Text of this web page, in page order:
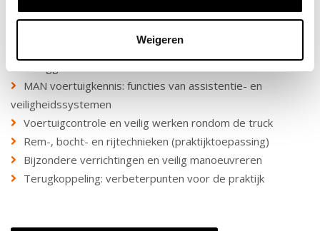
Weigeren
DE DAG
E-learning: basisprincipes veilig werken en
MAN voertuigkennis: functies van assistentie- en
veiligheidssystemen
Voertuigcontrole en veilig werken rondom de truck
Rem-, bocht- en rijtechnieken (praktijktoepassing)
Bijzondere verrichtingen en veilig manoeuvreren
Terugkoppeling: verbeterpunten voor de praktijk